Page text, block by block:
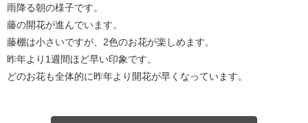
雨降る朝の様子です。
藤の開花が進んでいます。
藤棚は小さいですが、2色のお花が楽しめます。
昨年より1週間ほど早い印象です。
どのお花も全体的に昨年より開花が早くなっています。